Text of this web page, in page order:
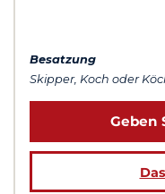
Besatzung
Skipper, Koch oder
Geben